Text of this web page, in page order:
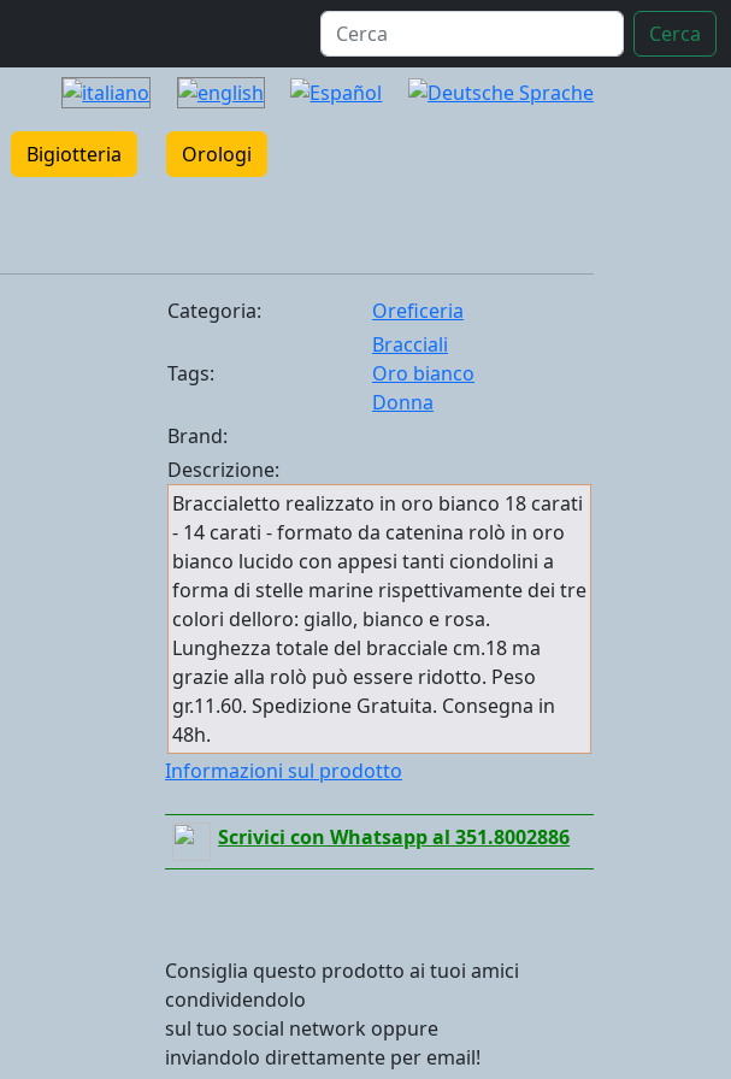
Cerca
Bigiotteria Orologi
Categoria: Oreficeria
Tags:
Bracciali
Oro bianco
Donna
Brand:
Descrizione:
Braccialetto realizzato in oro bianco 18 carati
- 14 carati - formato da catenina rolò in oro
bianco lucido con appesi tanti ciondolini a
forma di stelle marine rispettivamente dei tre
colori delloro: giallo, bianco e rosa.
Lunghezza totale del bracciale cm.18 ma
grazie alla rolò può essere ridotto. Peso
gr.11.60. Spedizione Gratuita. Consegna in
48h.
Informazioni sul prodotto
Scrivici con Whatsapp al 351.8002886
Consiglia questo prodotto ai tuoi amici
condividendolo
sul tuo social network oppure
inviandolo direttamente per email!